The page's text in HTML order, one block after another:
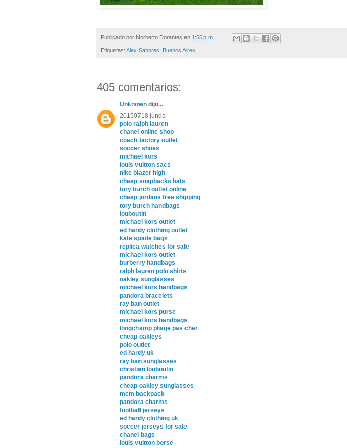
Publicado por Norberto Dorantes en 1:56 p.m.
Etiquetas: Alex Sahores Buenos Aires
405 comentarios:
Unknown dijo...
20150718 junda
polo ralph lauren
chanel online shop
coach factory outlet
soccer shoes
michael kors
louis vuitton sacs
nike blazer high
cheap snapbacks hats
tory burch outlet online
cheap jordans free shipping
tory burch handbags
louboutin
michael kors outlet
ed hardy clothing outlet
kate spade bags
replica watches for sale
michael kors outlet
burberry handbags
ralph lauren polo shirts
oakley sunglasses
michael kors handbags
pandora bracelets
ray ban outlet
michael kors purse
michael kors handbags
longchamp pliage pas cher
cheap oakleys
polo outlet
ed hardy uk
ray ban sunglasses
christian louboutin
pandora charms
cheap oakley sunglasses
mcm backpack
pandora charms
football jerseys
ed hardy clothing uk
soccer jerseys for sale
chanel bags
louis vuitton borse